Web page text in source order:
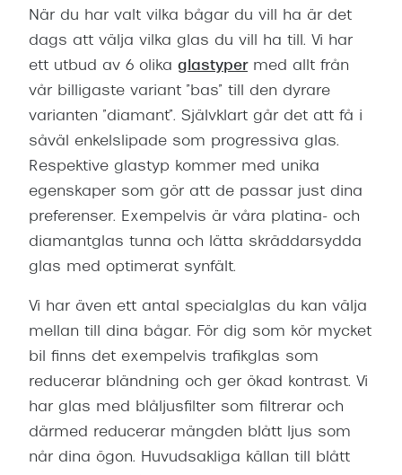
När du har valt vilka bågar du vill ha är det
dags att välja vilka glas du vill ha till. Vi har
ett utbud av 6 olika glastyper med allt från
vår billigaste variant ”bas” till den dyrare
varianten ”diamant”. Självklart går det att få i
såväl enkelslipade som progressiva glas.
Respektive glastyp kommer med unika
egenskaper som gör att de passar just dina
preferenser. Exempelvis är våra platina- och
diamantglas tunna och lätta skräddarsydda
glas med optimerat synfält.
Vi har även ett antal specialglas du kan välja
mellan till dina bågar. För dig som kör mycket
bil finns det exempelvis trafikglas som
reducerar bländning och ger ökad kontrast. Vi
har glas med blåljusfilter som filtrerar och
därmed reducerar mängden blått ljus som
når dina ögon. Huvudsakliga källan till blått